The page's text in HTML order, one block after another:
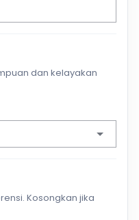
dan kelayakan
Kosongkan jika